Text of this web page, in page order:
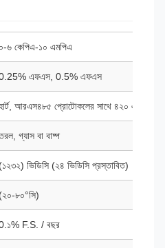
০-৬ কেপিএ-১০ এমপিএ
এফএস, 0.5% এফএস
আরএস৪৮৫ প্রোটোকলের সাথে ৪২০ এমএ
গ্যাস বা বাষ্প
(১২৩২) ভিডিসি (২৪ ভিডিসি প্রস্তাবিত)
(২০-৮০°সি)
F.S. / বছর